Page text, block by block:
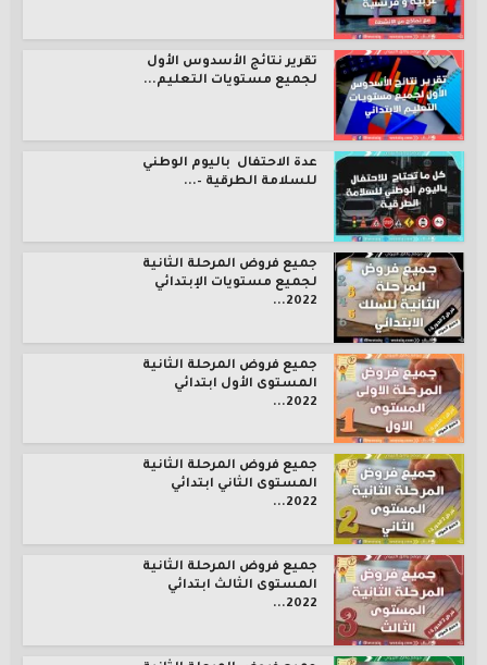
تقرير نتائج الأسدوس الأول
لجميع مستويات التعليم...
عدة الاحتفال باليوم الوطني
للسلامة الطرقية –...
جميع فروض المرحلة الثانية
لجميع مستويات الإبتدائي
2022...
جميع فروض المرحلة الثانية
المستوى الأول ابتدائي
2022...
جميع فروض المرحلة الثانية
المستوى الثاني ابتدائي
2022...
جميع فروض المرحلة الثانية
المستوى الثالث ابتدائي
2022...